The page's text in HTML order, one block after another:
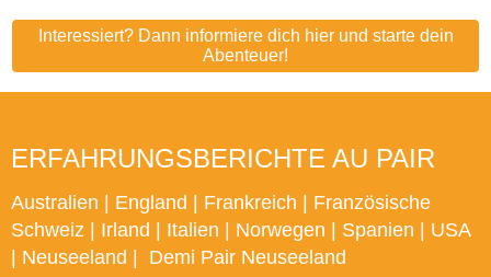
Interessiert? Dann informiere dich hier und starte dein
Abenteuer!
ERFAHRUNGSBERICHTE AU PAIR
Australien England Frankreich
Französische
Schweiz
Irland Italien Norwegen Spanien
USA
Neuseeland
Demi Pair Neuseeland